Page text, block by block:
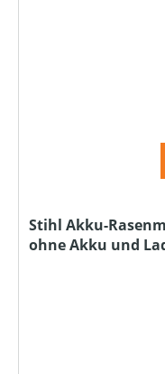
Stihl Akku-
ohne Akku und